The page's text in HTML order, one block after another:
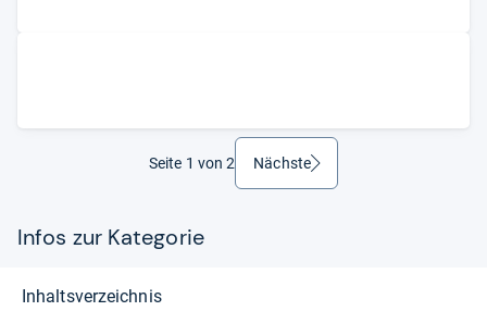
Seite 1 von 2 Nächsteweiter
Infos zur Kategorie
Inhaltsverzeichnis